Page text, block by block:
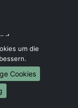
um die
Cookies